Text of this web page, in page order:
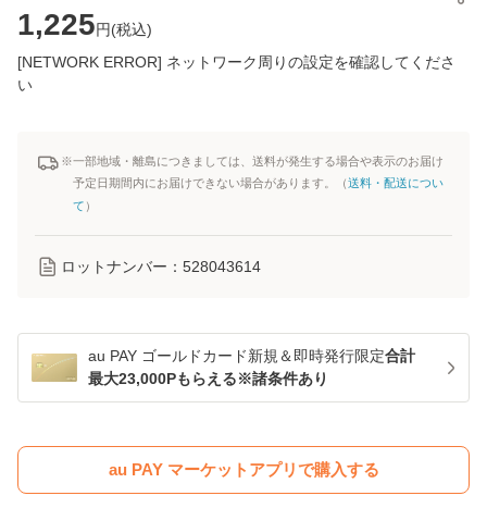
1,225円(税込)
[NETWORK ERROR] ネットワーク周りの設定を確認してくださ
い
※一部地域・離島につきましては、送料が発生する場合や表示のお届け
予定日期間内にお届けできない場合があります。（送料・配送につい
て ）
ロットナンバー： 528043614
au PAY ゴールドカード新規＆即時発行限定合計
最大23,000Pもらえる※諸条件あり
au PAY マーケットアプリで購入する